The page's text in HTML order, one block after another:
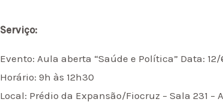
Serviço:
Evento: Aula aberta “Saúde e Política” Data:
Horário: 9h às 12h30
Local: Prédio da Expansão/Fiocruz – Sala 231